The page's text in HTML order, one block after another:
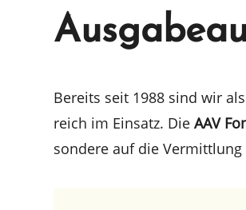
Bereits seit 1988 sind wir
reich im Einsatz. DieAAV
son­de­re auf die Vermitt­lung